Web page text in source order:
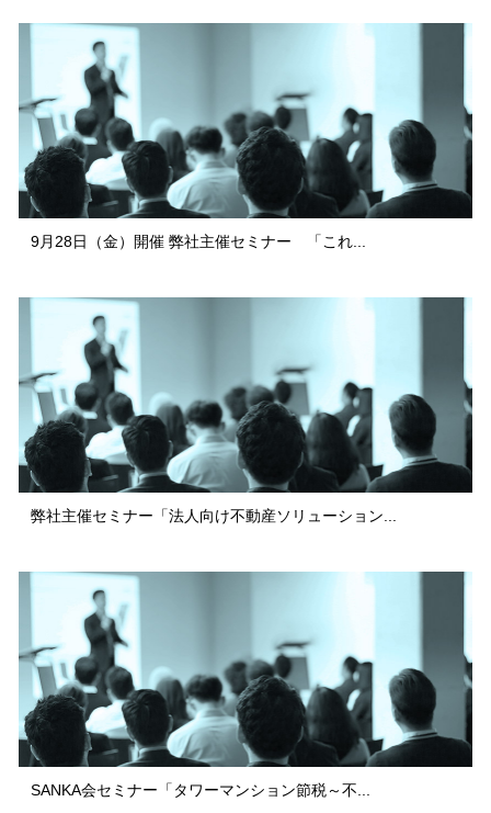
9月28日（金）開催 弊社主催セミナー 「これ...
弊社主催セミナー「法人向け不動産ソリューション...
SANKA会セミナー「タワーマンション節税～不...